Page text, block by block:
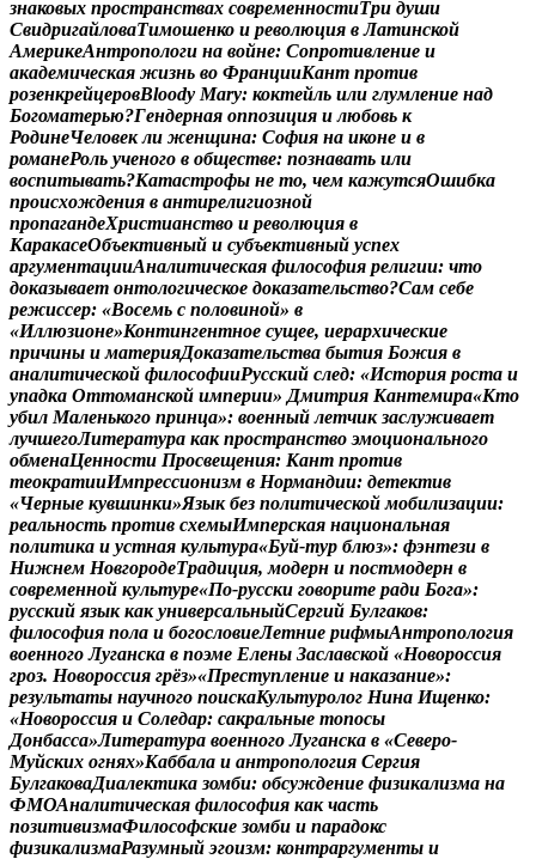
знаковых пространствах современностиТри души
СвидригайловаТимошенко и революция в Латинской
АмерикеАнтропологи на войне: Сопротивление и
академическая жизнь во ФранцииКант против
розенкрейцеровBloody Mary: коктейль или глумление над
Богоматерью?Гендерная оппозиция и любовь к
РодинеЧеловек ли женщина: София на иконе и в
романеРоль ученого в обществе: познавать или
воспитывать?Катастрофы не то, чем кажутсяОшибка
происхождения в антирелигиозной
пропагандеХристианство и революция в
КаракасеОбъективный и субъективный успех
аргументацииАналитическая философия религии: что
доказывает онтологическое доказательство?Сам себе
режиссер: «Восемь с половиной» в
«Иллюзионе»Контингентное сущее, иерархические
причины и материяДоказательства бытия Божия в
аналитической философииРусский след: «История роста и
упадка Оттоманской империи» Дмитрия Кантемира«Кто
убил Маленького принца»: военный летчик заслуживает
лучшегоЛитература как пространство эмоционального
обменаЦенности Просвещения: Кант против
теократииИмпрессионизм в Нормандии: детектив
«Черные кувшинки»Язык без политической мобилизации:
реальность против схемыИмперская национальная
политика и устная культура«Буй-тур блюз»: фэнтези в
Нижнем НовгородеТрадиция, модерн и постмодерн в
современной культуре«По-русски говорите ради Бога»:
русский язык как универсальныйСергий Булгаков:
философия пола и богословиеЛетние рифмыАнтропология
военного Луганска в поэме Елены Заславской «Новороссия
гроз. Новороссия грёз»«Преступление и наказание»:
результаты научного поискаКультуролог Нина Ищенко:
«Новороссия и Соледар: сакральные топосы
Донбасса»Литература военного Луганска в «Северо-
Муйских огнях»Каббала и антропология Сергия
БулгаковаДиалектика зомби: обсуждение физикализма на
ФМОАналитическая философия как часть
позитивизмаФилософские зомби и парадокс
физикализмаРазумный эгоизм: контраргументы и